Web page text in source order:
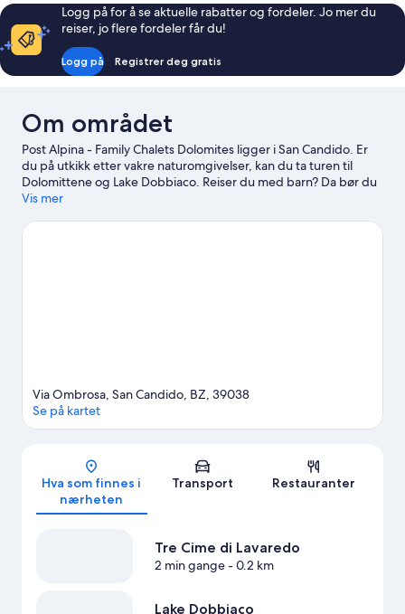
deluxe
Logg på for å se aktuelle rabatter og fordeler. Jo mer du
reiser, jo flere fordeler får du!
Logg på Registrer deg gratis
Om området
Post Alpina - Family Chalets Dolomites ligger i San Candido. Er
du på utkikk etter vakre naturomgivelser, kan du ta turen til
Dolomittene og Lake Dobbiaco. Reiser du med barn? Da bør du
ikke gå glipp av Acquafun og Fun Bob. Benytt også sjansen til å
med sykkel og finne på andre ting å gjøre, blant annet
Vis mer
Kart
Via Ombrosa, San Candido, BZ, 39038
Se på kartet
Hva som finnes i
nærheten
Transport Restauranter
Tre Cime di Lavaredo
2 min gange- 0.2 km
Lake Dobbiaco